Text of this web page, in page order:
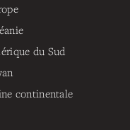
du Sud
continentale